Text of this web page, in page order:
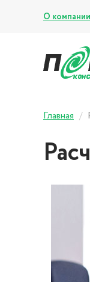
О компании
Главная